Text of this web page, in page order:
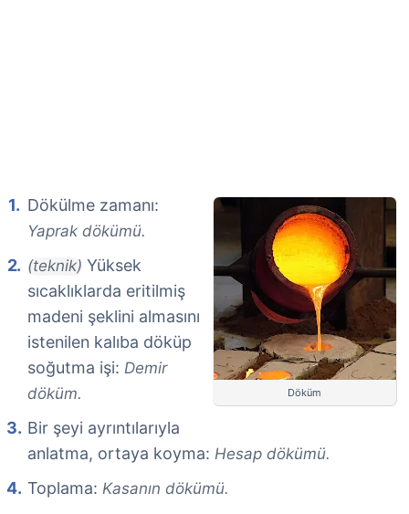
Döküm
Dökülme zamanı:
Yaprak dökümü.
(teknik) Yüksek
sıcaklıklarda eritilmiş
madeni şeklini almasını
istenilen kalıba döküp
soğutma işi: Demir
döküm.
Bir şeyi ayrıntılarıyla
anlatma, ortaya koyma: Hesap dökümü.
Toplama: Kasanın dökümü.